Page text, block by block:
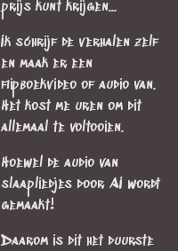
prijs kunt krijgen...
Ik schrijf de verhalen zelf
en maak er een
flipboekvideo of audio van.
Het kost me uren om dit
allemaal te voltooien.
Hoewel de audio van
slaapliedjes door AI wordt
gemaakt!
Daarom is dit het duurste